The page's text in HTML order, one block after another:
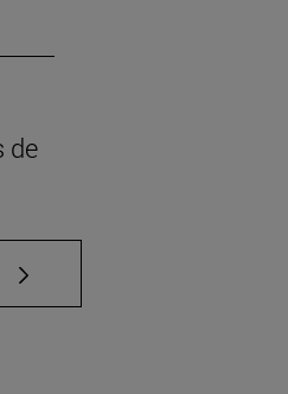
de
TAB para desplazarse.